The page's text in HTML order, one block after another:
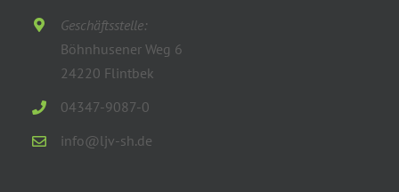
Geschäftsstelle:
Böhnhusener Weg 6
24220 Flintbek
04347-9087-0
info@ljv-sh.de